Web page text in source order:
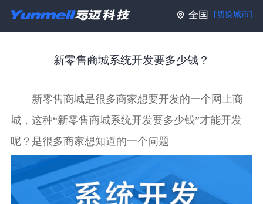
全国 [切换城市]
新零售商城系统开发要多少钱？
新零售商城是很多商家想要开发的一个网上商
城，这种“新零售商城系统开发要多少钱”才能开发
呢？是很多商家想知道的一个问题